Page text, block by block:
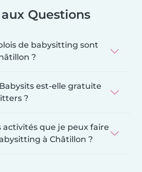
Questions
de babysitting sont
?
est-elle gratuite
?
activités que je peux faire
à Châtillon ?